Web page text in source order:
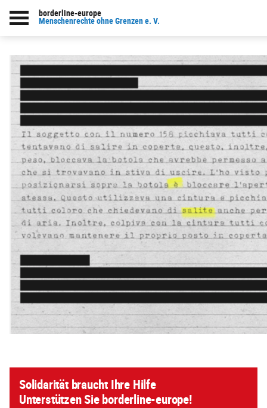
borderline-europe
Menschenrechte ohne Grenzen e. V.
Solidarität braucht Ihre Hilfe
Unterstützen Sie borderline-europe!